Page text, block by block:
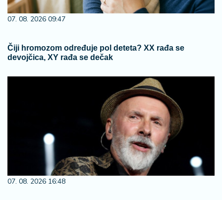
07. 08. 2026 09:47
Čiji hromozom određuje pol deteta? XX rađa se
devojčica, XY rađa se dečak
07. 08. 2026 16:48